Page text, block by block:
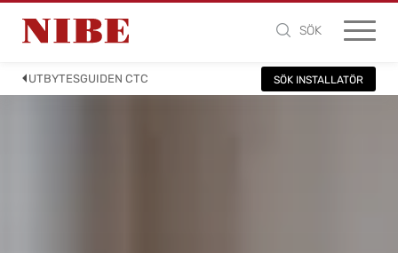
SÖK
UTBYTESGUIDEN CTC SÖK INSTALLATÖR